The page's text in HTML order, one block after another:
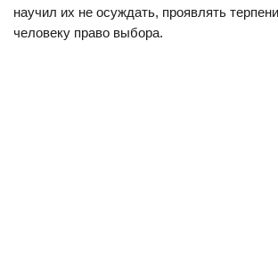
научил их не осуждать, проявлять
человеку право выбора.